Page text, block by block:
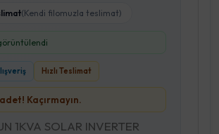
(Kendi filomuzla teslimat)
Hızlı Teslimat
adet! Kaçırmayın.
1KVA SOLAR INVERTER